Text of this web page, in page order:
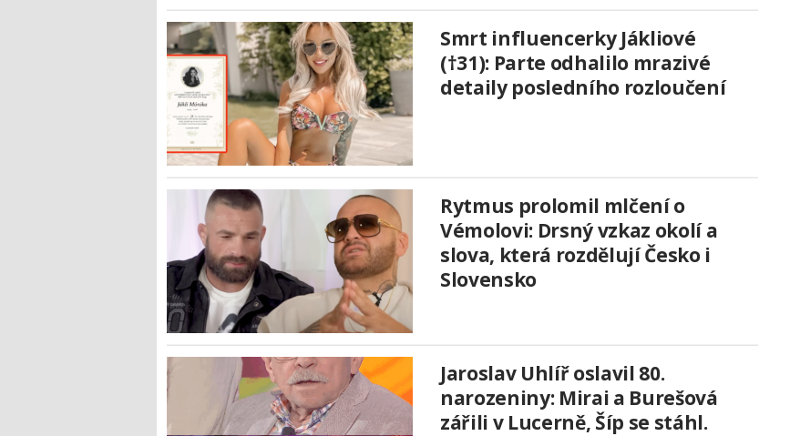
Smrt influencerky Jákliové
(†31): Parte odhalilo mrazivé
detaily posledního rozloučení
Rytmus prolomil mlčení o
Vémolovi: Drsný vzkaz okolí a
slova, která rozdělují Česko i
Slovensko
Jaroslav Uhlíř oslavil 80.
narozeniny: Mirai a Burešová
zářili v Lucerně, Šíp se stáhl.